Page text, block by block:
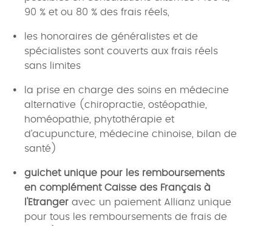
90 % et ou 80 % des frais réels,
les honoraires de généralistes et de
spécialistes sont couverts aux frais réels
sans limites
la prise en charge des soins en médecine
alternative (chiropractie, ostéopathie,
homéopathie, phytothérapie et
d’acupuncture, médecine chinoise, bilan de
santé)
guichet unique pour les remboursements
en complément Caisse des Français à
l'Etranger avec un paiement Allianz unique
pour tous les remboursements de frais de